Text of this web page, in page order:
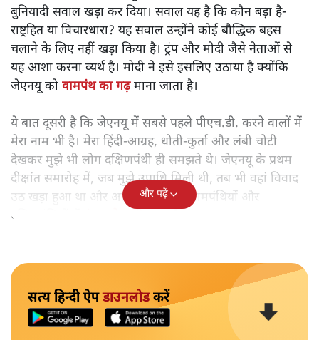
बुनियादी सवाल खड़ा कर दिया। सवाल यह है कि कौन बड़ा है-
राष्ट्रहित या विचारधारा? यह सवाल उन्होंने कोई बौद्धिक बहस
चलाने के लिए नहीं खड़ा किया है। ट्रंप और मोदी जैसे नेताओं से
यह आशा करना व्यर्थ है। मोदी ने इसे इसलिए उठाया है क्योंकि
जेएनयू को वामपंथ का गढ़माना जाता है।
ये बात दूसरी है कि जेएनयू में सबसे पहले पीएच.डी. करने वालों में
मेरा नाम भी है। मेरा हिंदी-आग्रह, धोती-कुर्ता और लंबी चोटी
देखकर मुझे भी लोग दक्षिणपंथी ही समझते थे। जेएनयू के प्रथम
दीक्षांत समारोह में, जब मुझे उपाधि मिली थी, तब भी वहां विवाद
उठ खड़ा हुआ था और आजकल तो वहां वामपंथियों और
दक्षिणपंथियों में
और पढ़ें
सत्य हिन्दी ऐपडाउनलोडकरें